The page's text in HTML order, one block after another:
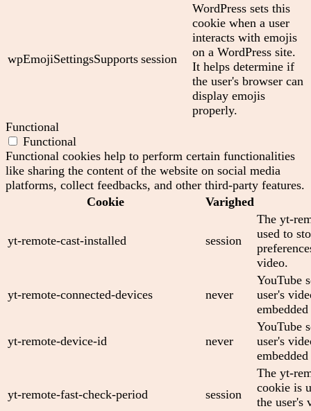
wpEmojiSettingsSupports session
WordPress sets this
cookie when a user
interacts with emojis
on a WordPress site.
It helps determine if
the user's browser can
display emojis
properly.
Functional
Functional
Functional cookies help to perform certain functionalities
like sharing the content of the website on social media
platforms, collect feedbacks, and other third-party features.
Cookie
Varighed
yt-remote-cast-installed session
The yt-
used to
video.
yt-remote-connected-devices never
YouTube
user's
yt-remote-device-id never
YouTube
user's
yt-remote-fast-check-period session
The yt-
cookie is
the user's